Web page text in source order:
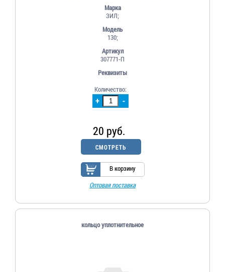
Марка
ЗИЛ;
Модель
130;
Артикул
307771-П
Реквизиты
+ -
Количество:
20 руб.
СМОТРЕТЬ
В корзину
Оптовая поставка
кольцо уплотнительное